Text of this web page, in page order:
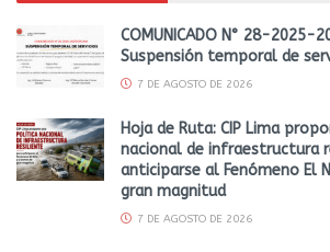
COMUNICADO N° 28-2025-
Suspensión temporal de
7 DE AGOSTO DE 2026
Hoja de Ruta: CIP Lima
nacional de infraestructura
anticiparse al Fenómeno El
gran magnitud
7 DE AGOSTO DE 2026